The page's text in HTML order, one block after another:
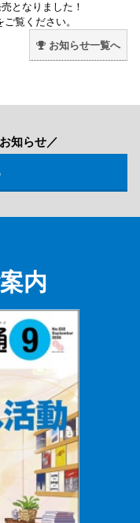
売となりました！
ご覧ください。
お知らせ一覧へ
知らせ／
内